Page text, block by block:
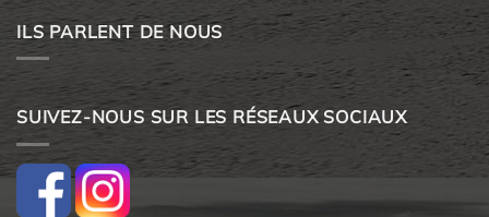
ILS PARLENT DE NOUS
SUIVEZ-NOUS SUR LES RÉSEAUX SOCIAUX